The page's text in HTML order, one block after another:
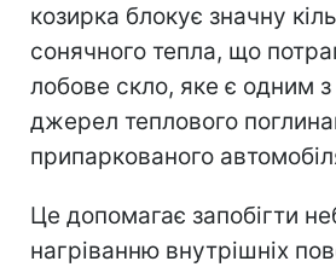
козирка блокує значну
сонячного тепла, що
лобове скло, яке є одним
джерел теплового
припаркованого
Це допомагає запобігти
нагріванню внутрішніх